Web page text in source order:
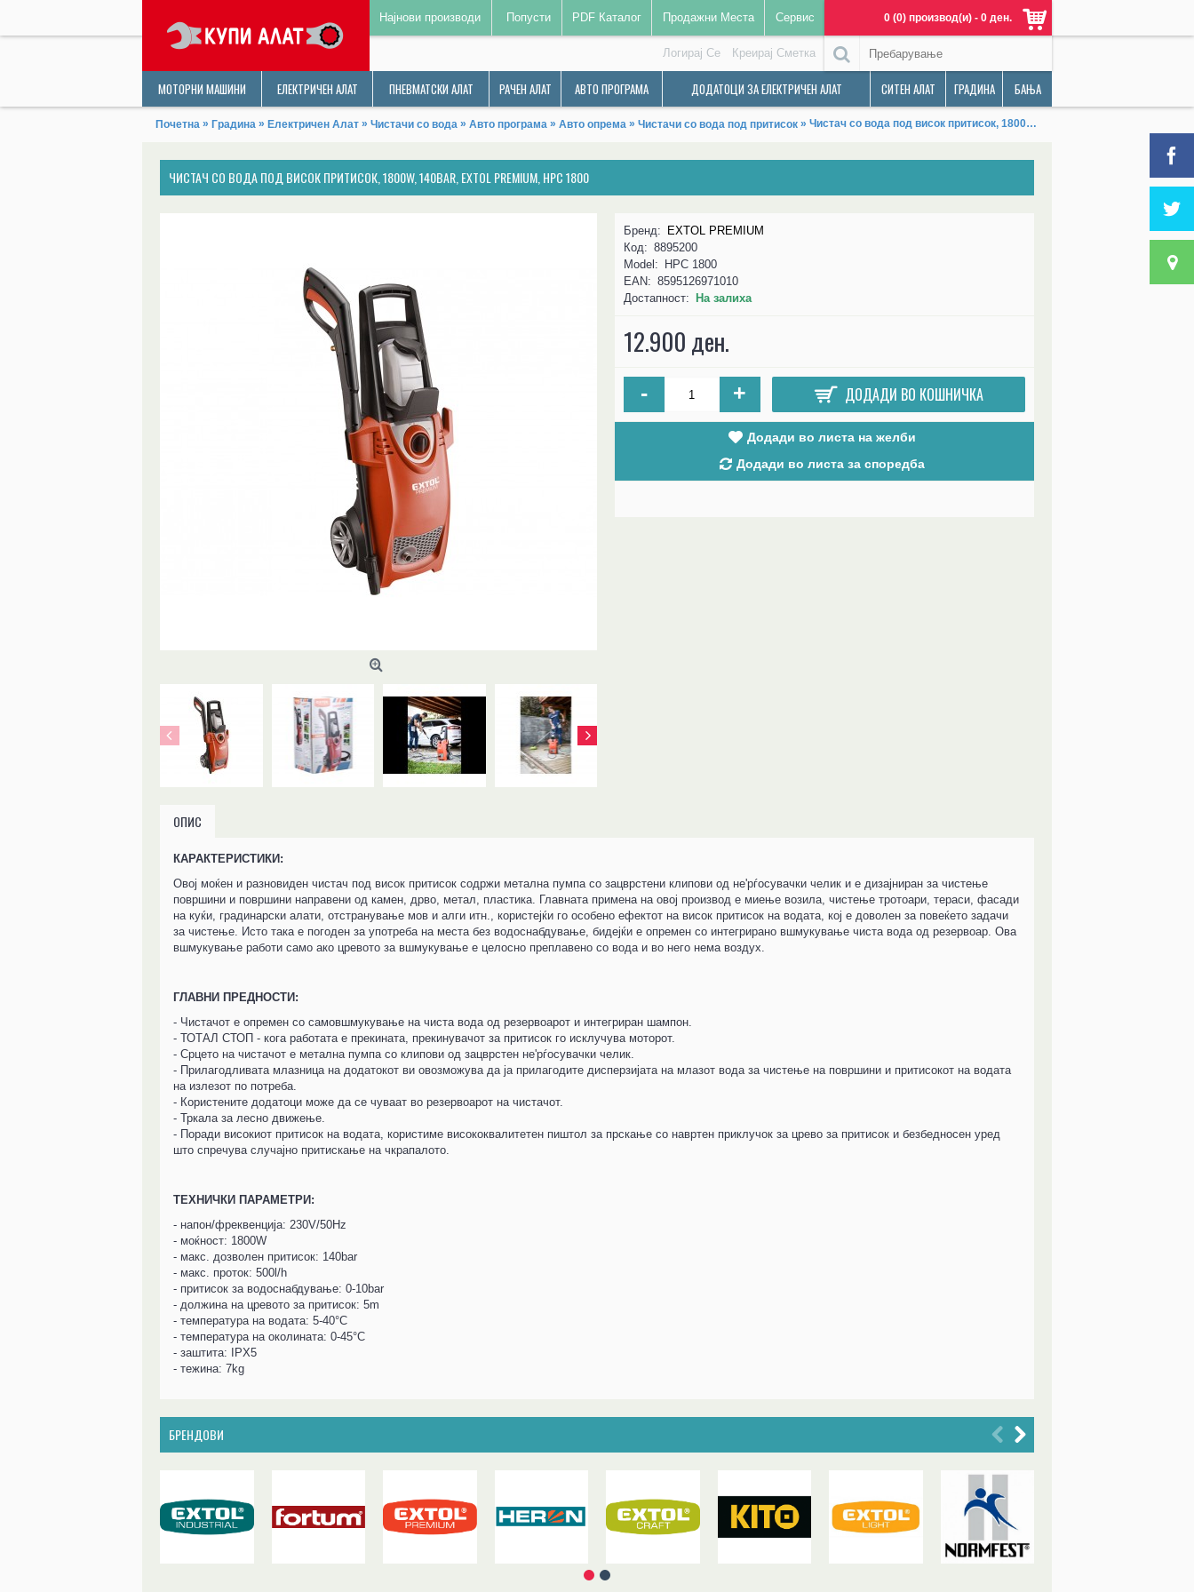
Најнови производи Попусти PDF Каталог Продажни Места Сервис 0 (0) производ(и) - 0 ден.
Логирај Се Креирај Сметка
МОТОРНИ МАШИНИ ЕЛЕКТРИЧЕН АЛАТ ПНЕВМАТСКИ АЛАТ РАЧЕН АЛАТ АВТО ПРОГРАМА ДОДАТОЦИ ЗА ЕЛЕКТРИЧЕН АЛАТ СИТЕН АЛАТ ГРАДИНА БАЊА
Почетна » Градина » Електричен Алат » Чистачи со вода » Авто програма » Авто опрема » Чистачи со вода под притисок » Чистач со вода под висок притисок, 1800W, 140bar, EXTOL PREMIUM, HPC 1800
ЧИСТАЧ СО ВОДА ПОД ВИСОК ПРИТИСОК, 1800W, 140BAR, EXTOL PREMIUM, HPC 1800
Бренд:
EXTOL PREMIUM
Код: 8895200
Model:
HPC 1800
EAN: 8595126971010
Достапност:
На залиха
12.900 ден.
- + ДОДАДИ ВО КОШНИЧКА
Додади во листа на желби
Додади во листа за споредба
ОПИС
КАРАКТЕРИСТИКИ:
Овој моќен и разновиден чистач под висок притисок содржи метална пумпа со зацврстени клипови од не'рѓосувачки челик и е дизајниран за чистење
површини и површини направени од камен, дрво, метал, пластика. Главната примена на овој производ е миење возила, чистење тротоари, тераси, фасади
на куќи, градинарски алати, отстранување мов и алги итн., користејќи го особено ефектот на висок притисок на водата, кој е доволен за повеќето задачи
за чистење. Исто така е погоден за употреба на места без водоснабдување, бидејќи е опремен со интегрирано вшмукување чиста вода од резервоар. Ова
вшмукување работи само ако цревото за вшмукување е целосно преплавено со вода и во него нема воздух.
ГЛАВНИ ПРЕДНОСТИ:
- Чистачот е опремен со самовшмукување на чиста вода од резервоарот и интегриран шампон.
- ТОТАЛ СТОП - кога работата е прекината, прекинувачот за притисок го исклучува моторот.
- Срцето на чистачот е метална пумпа со клипови од зацврстен не'рѓосувачки челик.
- Прилагодливата млазница на додатокот ви овозможува да ја прилагодите дисперзијата на млазот вода за чистење на површини и притисокот на водата
на излезот по потреба.
- Користените додатоци може да се чуваат во резервоарот на чистачот.
- Тркала за лесно движење.
- Поради високиот притисок на водата, користиме висококвалитетен пиштол за прскање со навртен приклучок за црево за притисок и безбедносен уред
што спречува случајно притискање на чкрапалото.
ТЕХНИЧКИ ПАРАМЕТРИ:
- напон/фреквенција: 230V/50Hz
- моќност: 1800W
- макс. дозволен притисок: 140bar
- макс. проток: 500l/h
- притисок за водоснабдување: 0-10bar
- должина на цревото за притисок: 5m
- температура на водата: 5-40°C
- температура на околината: 0-45°C
- заштита: IPX5
- тежина: 7kg
БРЕНДОВИ